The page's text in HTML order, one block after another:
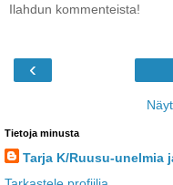
Ilahdun kommenteista!
‹
Tietoja minusta
Tarja K/Ruusu-unelmia